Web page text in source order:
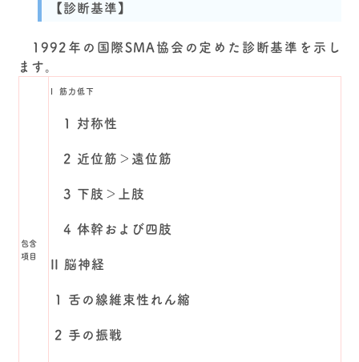
【診断基準】
1992年の国際SMA協会の定めた診断基準を示し
ます。
包含
項目
I 筋力低下
1 対称性
2 近位筋＞遠位筋
3 下肢＞上肢
4 体幹および四肢
II 脳神経
1 舌の線維束性れん縮
2 手の振戦